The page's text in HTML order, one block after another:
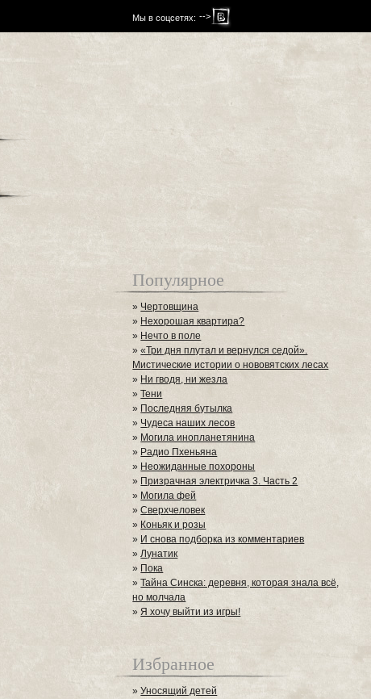
Мы в соцсетях: -->
Популярное
» Чертовщина
» Нехорошая квартира?
» Нечто в поле
»«Три дня плутал и вернулся седой».
Мистические истории о нововятских лесах
» Ни гводя, ни жезла
»Тени
» Последняя бутылка
» Чудеса наших лесов
» Могила инопланетянина
» Радио Пхеньяна
» Неожиданные похороны
» Призрачная электричка 3. Часть 2
» Могила фей
»Сверхчеловек
» Коньяк и розы
» И снова подборка из комментариев
»Лунатик
» Пока
»Тайна Синска: деревня, которая знала всё,
но молчала
»Я хочу выйти из игры!
Избранное
»Уносящий детей